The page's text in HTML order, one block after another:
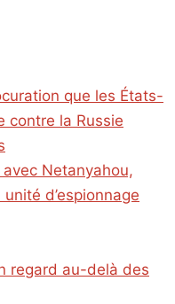
que les États-
contre la Russie
Netanyahou,
d’espionnage
regard au-delà des